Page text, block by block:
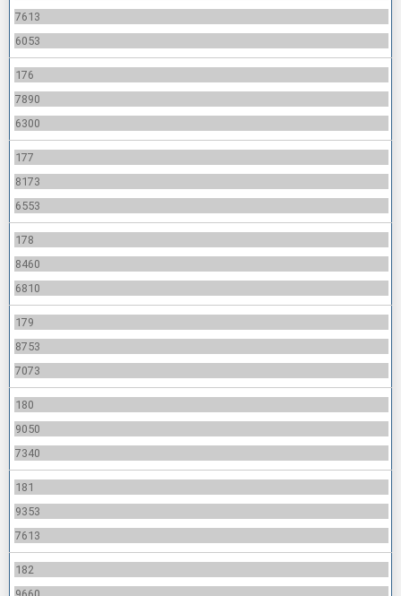
7613
6053
176
7890
6300
177
8173
6553
178
8460
6810
179
8753
7073
180
9050
7340
181
9353
7613
182